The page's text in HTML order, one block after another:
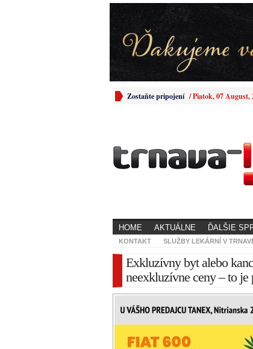
Zostaňte pripojení /Piatok, 07 August,
HOME AKTUÁLNE ĎALŠIE
KONTAKT SLUŽBY LEKÁRNÍ V
Exkluzívny byt alebo
neexkluzívne ceny – to je